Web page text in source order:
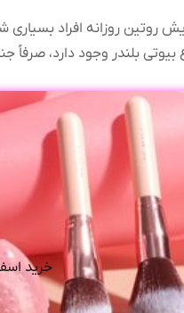
روتین روزانه افراد
بلندر وجود دارد، صرفاً
خرید